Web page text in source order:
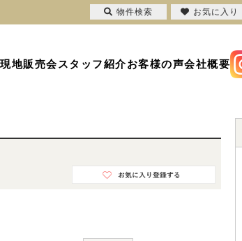
現地販売会スタッフ紹介お客様の声会社概要
物件検索 お気に入り